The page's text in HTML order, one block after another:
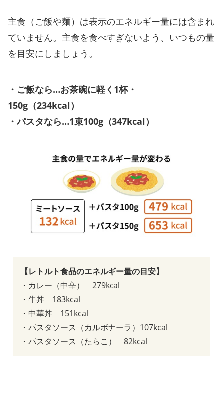
主食（ご飯や麺）は表示のエネルギー量には含まれ
ていません。主食を食べすぎないよう、いつもの量
を目安にしましょう。
・ご飯なら…お茶碗に軽く1杯・
150g（234kcal）
・パスタなら…1束100g（347kcal）
【レトルト食品のエネルギー量の目安】
・カレー（中辛） 279kcal
・牛丼 183kcal
・中華丼 151kcal
・パスタソース（カルボナーラ）107kcal
・パスタソース（たらこ） 82kcal